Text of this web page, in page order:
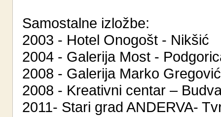
Samostalne izložbe:
2003 - Hotel Onogošt - Nikšić
2004 - Galerija Most -
2008 - Galerija Marko
2008 - Kreativni centar –
2011- Stari grad ANDERVA-